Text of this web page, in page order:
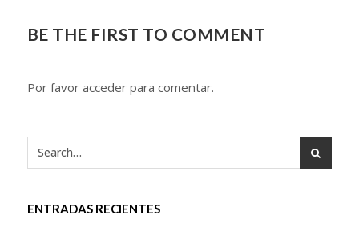
BE THE FIRST TO COMMENT
Por favor acceder para comentar.
ENTRADAS RECIENTES